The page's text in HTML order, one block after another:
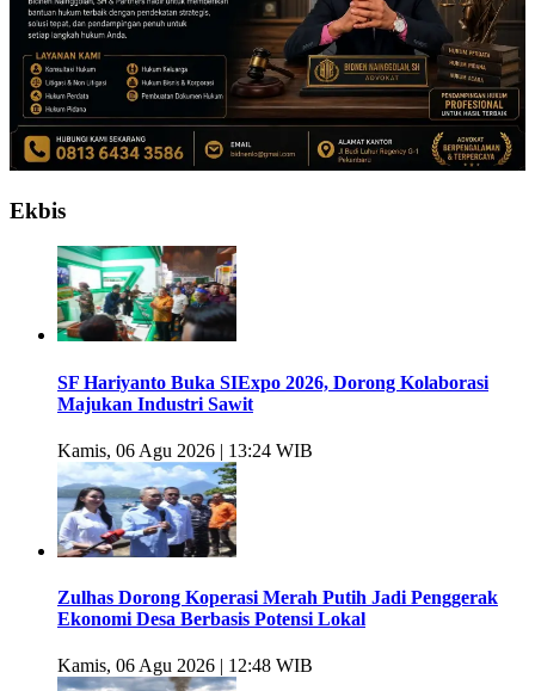
Ekbis
SF Hariyanto Buka SIExpo 2026, Dorong Kolaborasi
Majukan Industri Sawit
Kamis, 06 Agu 2026 | 13:24 WIB
Zulhas Dorong Koperasi Merah Putih Jadi Penggerak
Ekonomi Desa Berbasis Potensi Lokal
Kamis, 06 Agu 2026 | 12:48 WIB